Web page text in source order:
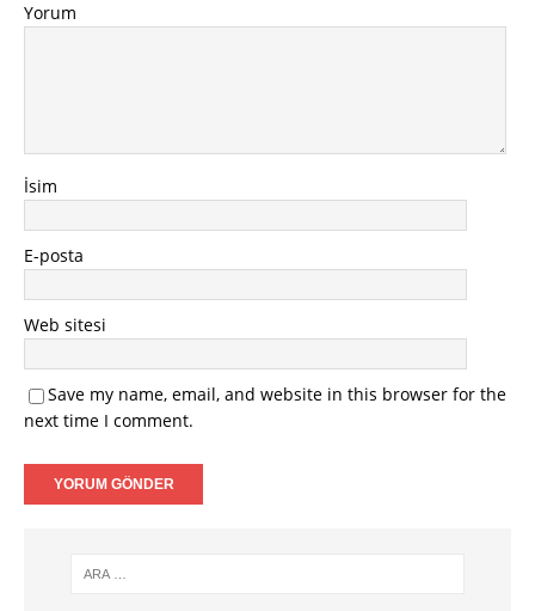
Yorum
İsim
E-posta
Web sitesi
Save my name, email, and website in this browser for the
next time I comment.